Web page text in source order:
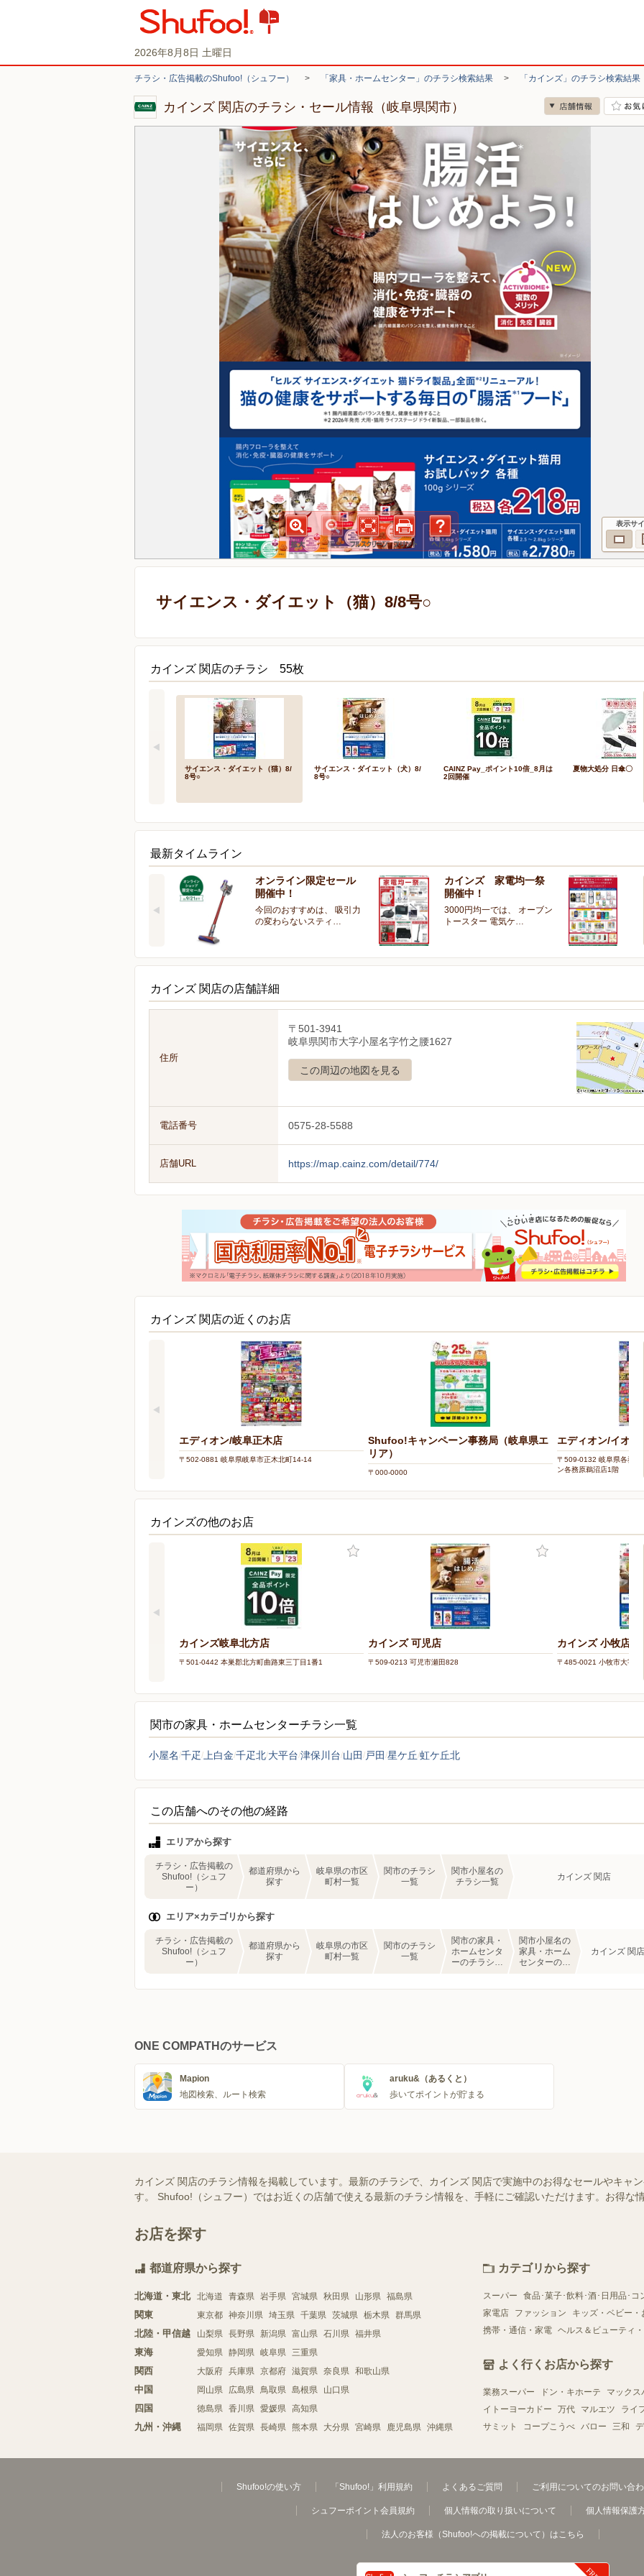
2026年8月8日 土曜日
チラシ・広告掲載のShufoo!（シュフー） > 「家具・ホームセンター」のチラシ検索結果 > 「カインズ」のチラシ検索結果
カインズ 関店のチラシ・セール情報（岐阜県関市）
表示サ
サイエンス・ダイエット（猫）8/8号○
カインズ 関店のチラシ 55枚
サイエンス・ダイエット（猫）8/
8号○
サイエンス・ダイエット（犬）8/
8号○
CAINZ Pay_ポイント10倍_8月は
2回開催
夏物大処分 日傘〇
最新タイムライン
オンライン限定セール
開催中！
今回のおすすめは、 吸引力
の変わらないスティ…
カインズ 家電均一祭
開催中！
3000円均一では、 オーブン
トースター 電気ケ…
カインズ 関店の店舗詳細
住所
〒501-3941
岐阜県関市大字小屋名字竹之腰1627
この周辺の地図を見る
電話番号 0575-28-5588
店舗URL https://map.cainz.com/detail/774/
カインズ 関店の近くのお店
エディオン/岐阜正木店
〒502-0881 岐阜県岐阜市正木北町14-14
Shufoo!キャンペーン事務局（岐阜県エ
リア）
〒000-0000
エディオン/イオ
〒509-0132 岐阜県各務原
ン各務原鵜沼店1階
カインズの他のお店
カインズ岐阜北方店
〒501-0442 本巣郡北方町曲路東三丁目1番1
カインズ 可児店
〒509-0213 可児市瀬田828
カインズ 小牧店
〒485-0021 小牧市大字二
関市の家具・ホームセンターチラシ一覧
小屋名 千疋 上白金 千疋北 大平台 津保川台 山田 戸田 星ケ丘 虹ケ丘北
この店舗へのその他の経路
エリアから探す
チラシ・広告掲載の
Shufoo!（シュフ
ー）
都道府県から
探す
岐阜県の市区
町村一覧
関市のチラシ
一覧
関市小屋名の
チラシ一覧
カインズ 関店
エリア×カテゴリから探す
チラシ・広告掲載の
Shufoo!（シュフ
ー）
都道府県から
探す
岐阜県の市区
町村一覧
関市のチラシ
一覧
関市の家具・
ホームセンタ
ーのチラシ一
関市小屋名の
家具・ホーム
センターのチ
カインズ 関店
ONE COMPATHのサービス
Mapion
地図検索、ルート検索
aruku&（あるくと）
歩いてポイントが貯まる
カインズ 関店のチラシ情報を掲載しています。最新のチラシで、カインズ 関店で実施中のお得なセールやキャ
す。 Shufoo!（シュフー）ではお近くの店舗で使える最新のチラシ情報を、手軽にご確認いただけます。お得な
お店を探す
都道府県から探す
北海道・東北 北海道 青森県 岩手県 宮城県 秋田県 山形県 福島県
関東 東京都 神奈川県 埼玉県 千葉県 茨城県 栃木県 群馬県
北陸・甲信越 山梨県 長野県 新潟県 富山県 石川県 福井県
東海 愛知県 静岡県 岐阜県 三重県
関西 大阪府 兵庫県 京都府 滋賀県 奈良県 和歌山県
中国 岡山県 広島県 鳥取県 島根県 山口県
四国 徳島県 香川県 愛媛県 高知県
九州・沖縄 福岡県 佐賀県 長崎県 熊本県 大分県 宮崎県 鹿児島県 沖縄県
カテゴリから探す
スーパー 食品･菓子･飲料･酒･日用品･コ
家電店
ファッション キッズ・ベビー・
携帯・通信・家電 ヘルス＆ビューティ
よく行くお店から探す
業務スーパー ドン・キホーテ マックス
イトーヨーカドー
万代 マルエツ ライ
サミット
コープこうべ バロー 三和
Shufoo!の使い方 「Shufoo!」利用規約 よくあるご質問 ご利用についてのお問い合
シュフーポイント会員規約 個人情報の取り扱いについて 個人情報保護
法人のお客様（Shufoo!への掲載について）はこちら